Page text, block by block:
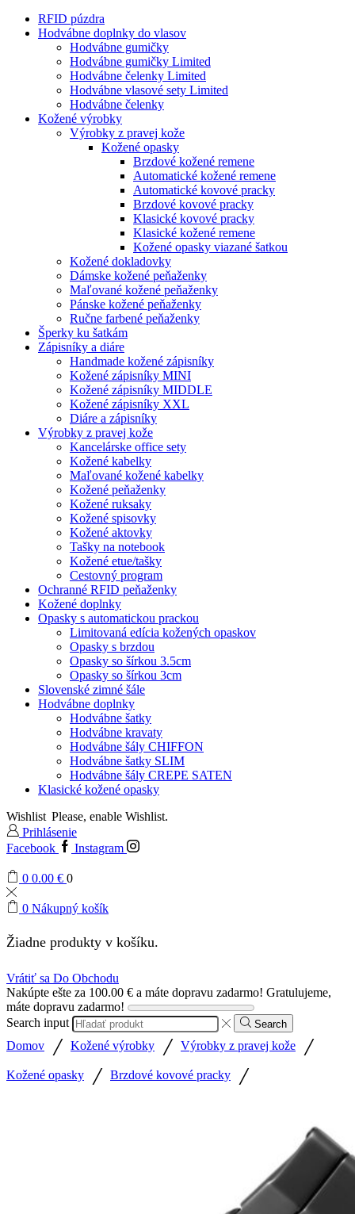
RFID púzdra
Hodvábne doplnky do vlasov
Hodvábne gumičky
Hodvábne gumičky Limited
Hodvábne čelenky Limited
Hodvábne vlasové sety Limited
Hodvábne čelenky
Kožené výrobky
Výrobky z pravej kože
Kožené opasky
Brzdové kožené remene
Automatické kožené remene
Automatické kovové pracky
Brzdové kovové pracky
Klasické kovové pracky
Klasické kožené remene
Kožené opasky viazané šatkou
Kožené dokladovky
Dámske kožené peňaženky
Maľované kožené peňaženky
Pánske kožené peňaženky
Ručne farbené peňaženky
Šperky ku šatkám
Zápisníky a diáre
Handmade kožené zápisníky
Kožené zápisníky MINI
Kožené zápisníky MIDDLE
Kožené zápisníky XXL
Diáre a zápisníky
Výrobky z pravej kože
Kancelárske office sety
Kožené kabelky
Maľované kožené kabelky
Kožené peňaženky
Kožené ruksaky
Kožené spisovky
Kožené aktovky
Tašky na notebook
Kožené etue/tašky
Cestovný program
Ochranné RFID peňaženky
Kožené doplnky
Opasky s automatickou prackou
Limitovaná edícia kožených opaskov
Opasky s brzdou
Opasky so šírkou 3.5cm
Opasky so šírkou 3cm
Slovenské zimné šále
Hodvábne doplnky
Hodvábne šatky
Hodvábne kravaty
Hodvábne šály CHIFFON
Hodvábne šatky SLIM
Hodvábne šály CREPE SATEN
Klasické kožené opasky
Wishlist Please, enable Wishlist.
Prihlásenie
Facebook
Instagram
0 0.00 € 0
0 Nákupný košík
Žiadne produkty v košíku.
Vrátiť sa Do Obchodu
Nakúpte ešte za 100.00 € a máte dopravu zadarmo! Gratulujeme,
máte dopravu zadarmo!
Search input
Search
Domov / Kožené výrobky / Výrobky z pravej kože /
Kožené opasky / Brzdové kovové pracky /